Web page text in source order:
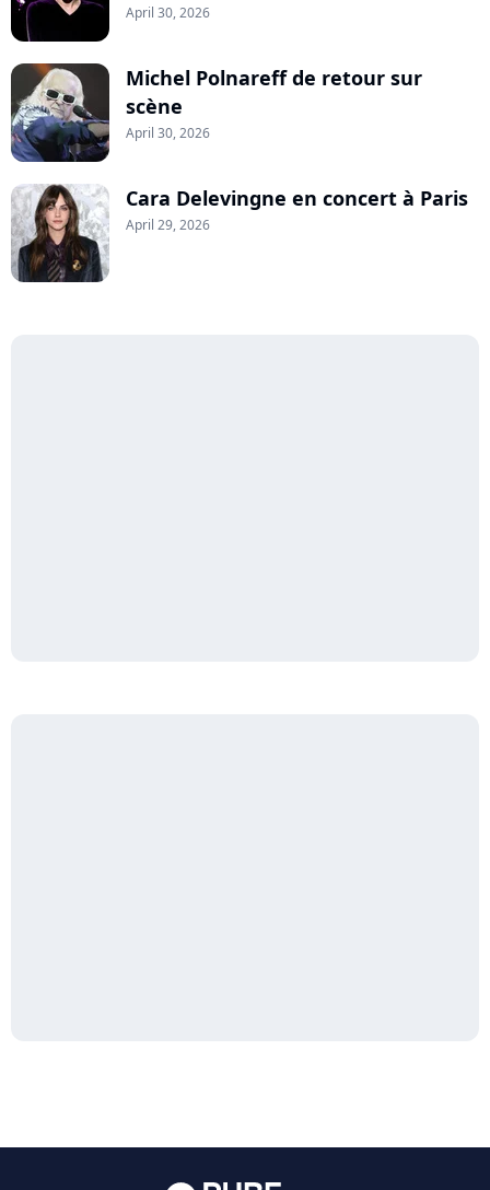
April 30, 2026
Michel Polnareff de retour sur
scène
April 30, 2026
Cara Delevingne en concert à Paris
April 29, 2026